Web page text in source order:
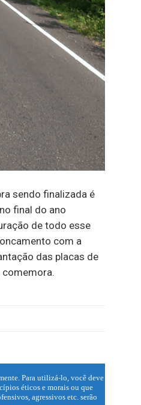
sendo finalizada é
final do ano
de todo esse
com a
das placas de
comemora.
Para utilizá-lo, você deve
éticos e morais ou que
agressivos etc. serão